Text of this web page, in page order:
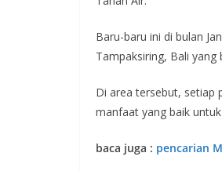
Baru-baru ini di bulan
Tampaksiring, Bali
Di area tersebut, setiap
manfaat yang baik
baca juga : pencarian